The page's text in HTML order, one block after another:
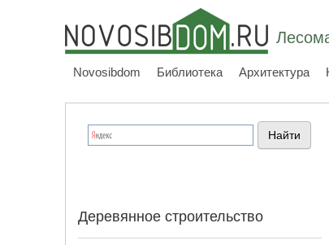
Novosibdom Библиотека Архитектура
Деревянное строительство